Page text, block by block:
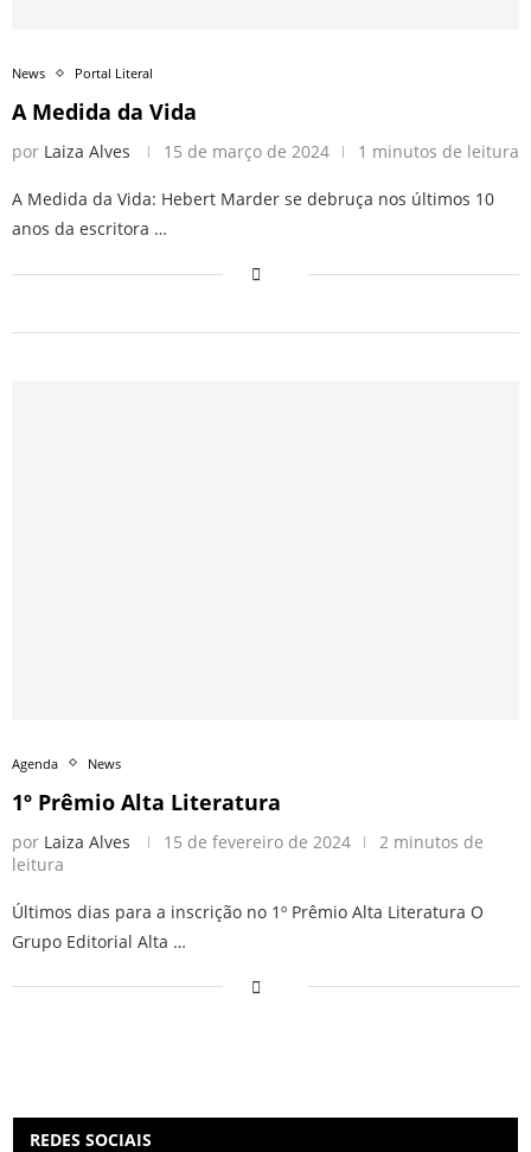
News Portal Literal
A Medida da Vida
por Laiza Alves 15 de março de 2024 1 minutos de leitura
A Medida da Vida: Hebert Marder se debruça nos últimos 10
anos da escritora …
Agenda News
1º Prêmio Alta Literatura
por Laiza Alves 15 de fevereiro de 2024
2 minutos de
leitura
Últimos dias para a inscrição no 1º Prêmio Alta Literatura O
Grupo Editorial Alta …
REDES SOCIAIS